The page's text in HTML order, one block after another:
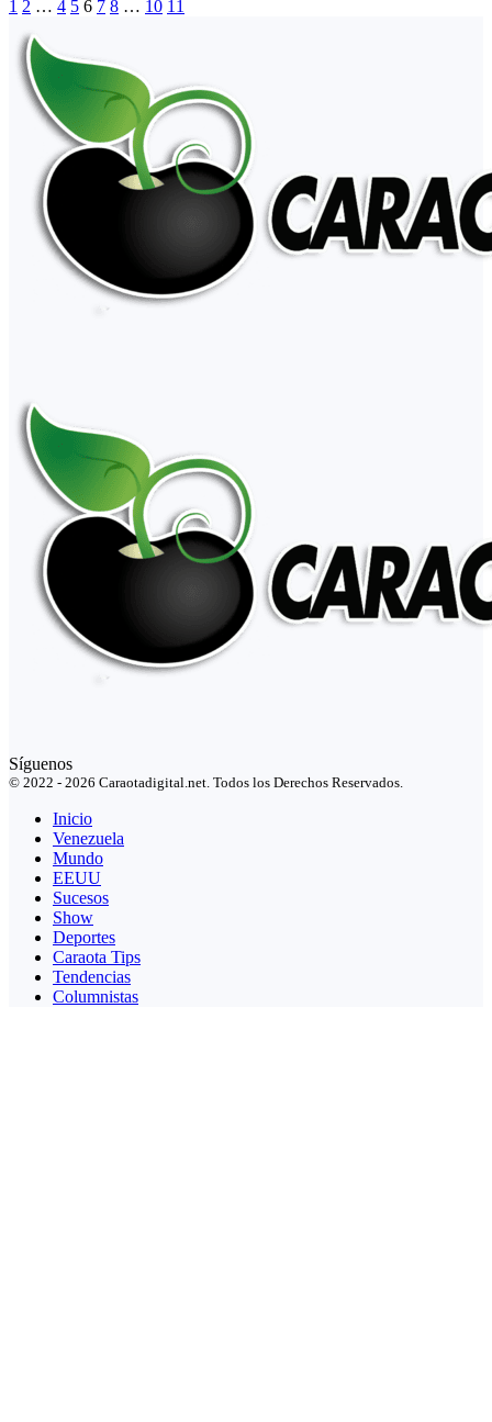
1 2 … 4 5 6 7 8 … 10 11
Síguenos
© 2022 - 2026 Caraotadigital.net. Todos los Derechos Reservados.
Inicio
Venezuela
Mundo
EEUU
Sucesos
Show
Deportes
Caraota Tips
Tendencias
Columnistas